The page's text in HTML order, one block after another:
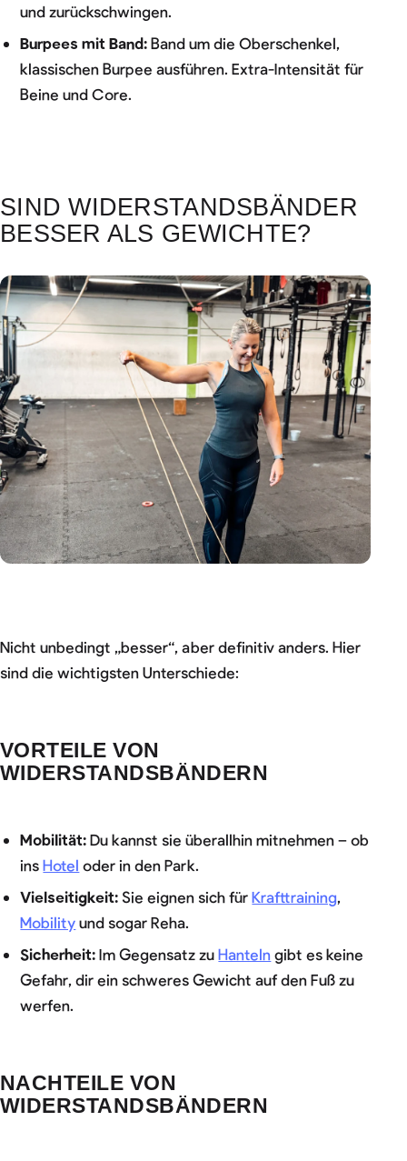
und zurückschwingen.
Burpees mit Band:Band um die Oberschenkel,
klassischen Burpee ausführen. Extra-Intensität für
Beine und Core.
SIND WIDERSTANDSBÄNDER
BESSER ALS GEWICHTE?
Nicht unbedingt „besser“, aber definitiv anders. Hier
sind die wichtigsten Unterschiede:
VORTEILE VON
WIDERSTANDSBÄNDERN
Mobilität: Du kannst sie überallhin mitnehmen – ob
insHotel oder in den Park.
Vielseitigkeit: Sie eignen sich fürKrafttraining,
Mobility und sogar Reha.
Sicherheit: Im Gegensatz zuHanteln gibt es keine
Gefahr, dir ein schweres Gewicht auf den Fuß zu
werfen.
NACHTEILE VON
WIDERSTANDSBÄNDERN